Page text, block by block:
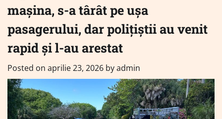
mașina, s-a târât pe uşa
pasagerului, dar polițiștii au venit
rapid și l-au arestat
Posted on aprilie 23, 2026 byadmin